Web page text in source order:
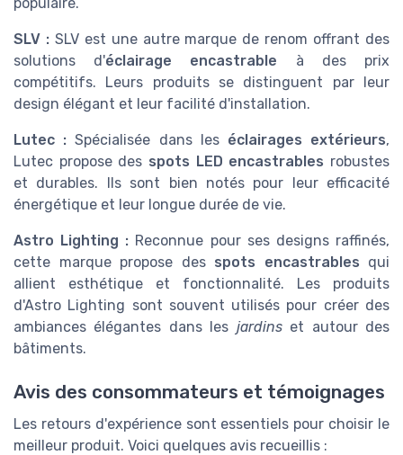
SLV : SLV est une autre marque de renom offrant des
solutions d'éclairage encastrable à des prix
compétitifs. Leurs produits se distinguent par leur
design élégant et leur facilité d'installation.
Lutec :Spécialisée dans les éclairages extérieurs,
Lutec propose des spots LED encastrables robustes
et durables. Ils sont bien notés pour leur efficacité
énergétique et leur longue durée de vie.
Astro Lighting : Reconnue pour ses designs raffinés,
cette marque propose des spots encastrables qui
allient esthétique et fonctionnalité. Les produits
d'Astro Lighting sont souvent utilisés pour créer des
ambiances élégantes dans les jardinset autour des
bâtiments.
Avis des consommateurs et témoignages
Les retours d'expérience sont essentiels pour choisir le
meilleur produit. Voici quelques avis recueillis :